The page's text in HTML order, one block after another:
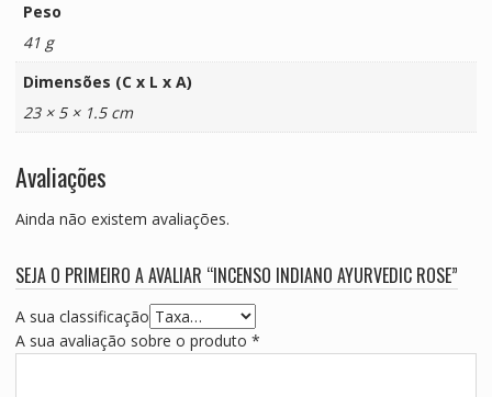
Peso
41 g
Dimensões (C x L x A)
23 × 5 × 1.5 cm
Avaliações
Ainda não existem avaliações.
SEJA O PRIMEIRO A AVALIAR “INCENSO INDIANO AYURVEDIC ROSE”
A sua classificação
A sua avaliação sobre o produto *